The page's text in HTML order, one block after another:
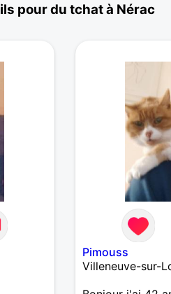
pour du tchat à Nérac
Pimouss
Villeneuve-sur-